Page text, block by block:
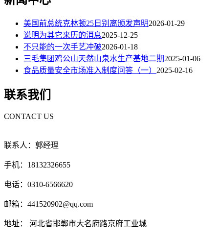
美国前总统克林顿25日别离颁发声明2026-01-29
说明为其它来历的消息2025-12-25
不只能的一次手艺冲破2026-01-18
三毛集团鸡公山天然山泉水生产基地二期2025-01-06
食品质量安全市场准入制度问答（一） 2025-02-16
联系我们
CONTACT US
联系人：郭经理
手机：18132326655
电话：0310-6566620
邮箱：441520902@qq.com
地址： 河北省邯郸市大名府路京府工业城